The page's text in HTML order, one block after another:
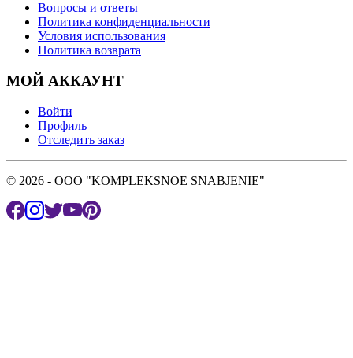
Вопросы и ответы
Политика конфиденциальности
Условия использования
Политика возврата
МОЙ АККАУНТ
Войти
Профиль
Отследить заказ
© 2026 - OOO "KOMPLEKSNOE SNABJENIE"